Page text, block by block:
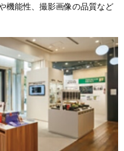
機能性、撮影画像の品質など